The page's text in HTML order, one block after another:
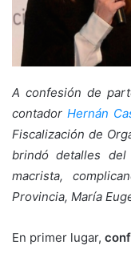
A confesión de
contador Hernán
Fiscalización de
brindó detalles
macrista,
Provincia, María
En primer lugar,